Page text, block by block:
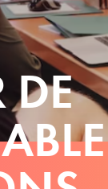
DE